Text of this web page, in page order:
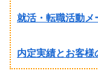
就活・転職活動メ
内定実績とお客様